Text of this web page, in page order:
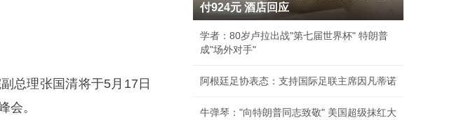
总理张国清将于5月17日
会。
付924元 酒店回应
学者：80岁卢拉出战"第七届世界杯" 特朗普
成"场外对手"
阿根廷足协表态：支持国际足联主席因凡蒂诺
牛弹琴："向特朗普同志致敬" 美国超级抹红大